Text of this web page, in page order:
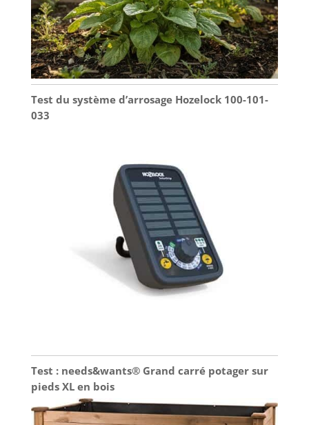
Test du système d’arrosage Hozelock 100-101-
033
Test : needs&wants® Grand carré potager sur
pieds XL en bois